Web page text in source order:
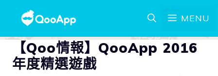
MENU
【Qoo情報】QooApp 2016
年度精選遊戲